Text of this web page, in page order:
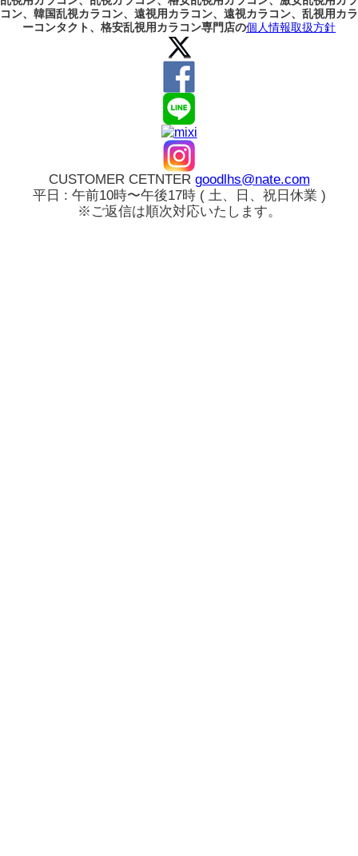
コン、韓国乱視カラコン、遠視用カラコン、遠視カラコン、乱視用カラ
ーコンタクト、格安乱視用カラコン専門店の個人情報取扱方針
CUSTOMER CETNTER goodlhs@nate.com
平日 : 午前10時〜午後17時 ( 土、日、祝日休業 )
※ご返信は順次対応いたします。